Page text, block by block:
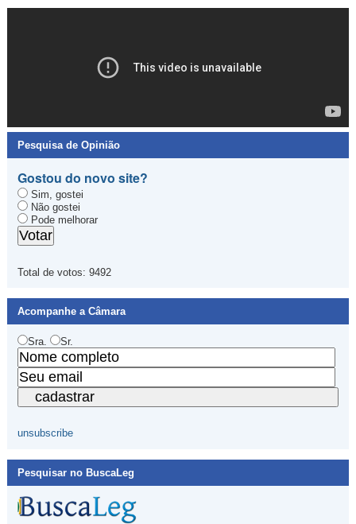
Pesquisa de Opinião
Gostou do novo site?
Sim, gostei
Não gostei
Pode melhorar
Total de votos: 9492
Acompanhe a Câmara
Sra. Sr.
unsubscribe
Pesquisar no BuscaLeg